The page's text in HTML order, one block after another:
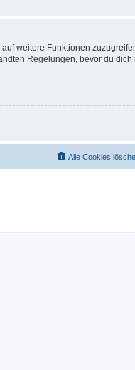
weitere Funktionen
Regelungen, bevor du dich
Alle Cookies